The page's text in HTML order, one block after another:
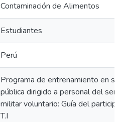
Contaminación de Alimentos
Estudiantes
Perú
Programa de entrenamiento en
pública dirigido a personal del
militar voluntario: Guía del
T.I